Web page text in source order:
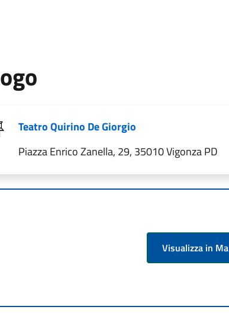
Teatro Quirino De Giorgio
Piazza Enrico Zanella, 29, 35010 Vigonza PD
Visualizza in